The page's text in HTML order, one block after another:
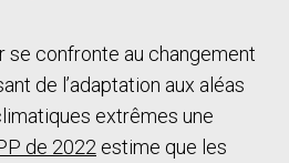
se confronte au changement
de l’adaptation aux aléas
extrêmes une
de 2022 estime que les